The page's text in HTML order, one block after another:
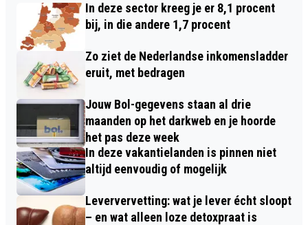
In deze sector kreeg je er 8,1 procent
bij, in die andere 1,7 procent
Zo ziet de Nederlandse inkomensladder
eruit, met bedragen
Jouw Bol-gegevens staan al drie
maanden op het darkweb en je hoorde
het pas deze week
In deze vakantielanden is pinnen niet
altijd eenvoudig of mogelijk
Leververvetting: wat je lever écht sloopt
– en wat alleen loze detoxpraat is